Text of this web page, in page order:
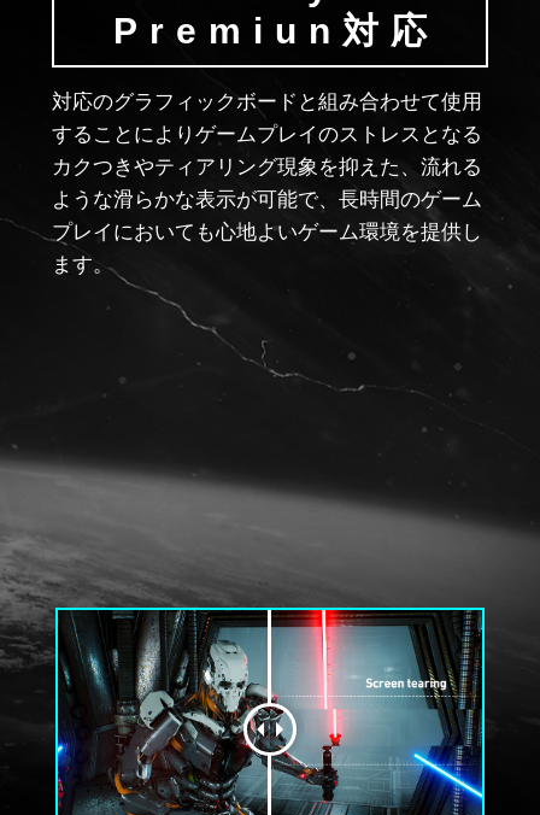
Premiun対応
対応のグラフィックボードと組み合わせて使用
することによりゲームプレイのストレスとなる
カクつきやティアリング現象を抑えた、流れる
ような滑らかな表示が可能で、長時間のゲーム
プレイにおいても心地よいゲーム環境を提供し
ます。